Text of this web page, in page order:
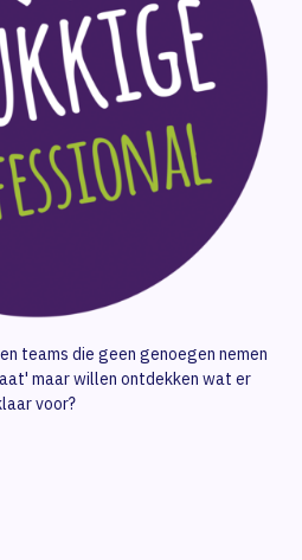
teams die geen genoegen nemen
maar willen ontdekken wat er
voor?